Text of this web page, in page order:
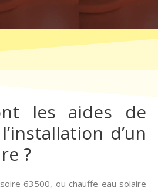
les aides de
d’un
?
63500, ou chauffe-eau solaire